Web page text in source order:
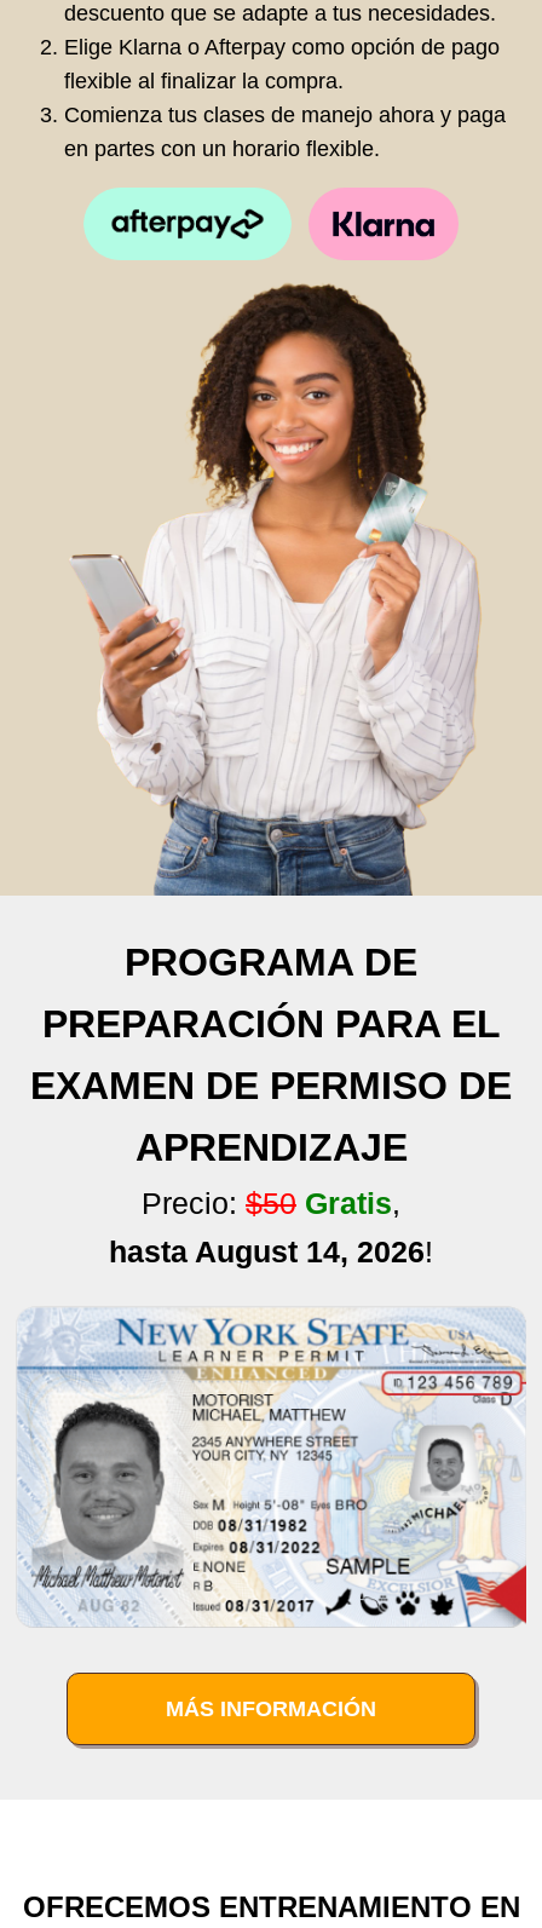
descuento que se adapte a tus necesidades.
Elige Klarna o Afterpay como opción de pago
flexible al finalizar la compra.
Comienza tus clases de manejo ahora y paga
en partes con un horario flexible.
PROGRAMA DE
PREPARACIÓN PARA EL
EXAMEN DE PERMISO DE
APRENDIZAJE
Precio: $50 Gratis,
hasta August 14, 2026!
MÁS INFORMACIÓN
OFRECEMOS ENTRENAMIENTO EN